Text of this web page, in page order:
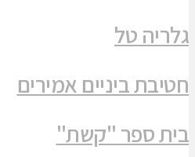
גלריה טל
חטיבת ביניים אמירים
בית ספר "קשת"